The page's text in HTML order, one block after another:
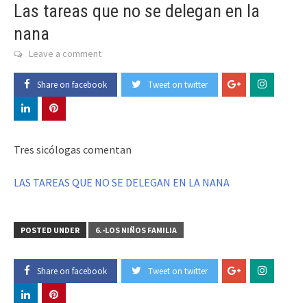
Las tareas que no se delegan en la
nana
Leave a comment
Share on facebook Tweet on twitter
Tres sicólogas comentan
LAS TAREAS QUE NO SE DELEGAN EN LA NANA
POSTED UNDER 6.-LOS NIÑOS FAMILIA
Share on facebook Tweet on twitter